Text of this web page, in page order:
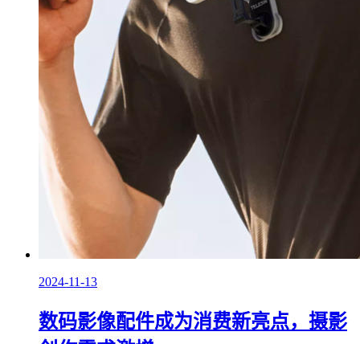
2024-11-13
数码影像配件成为消费新亮点，摄影